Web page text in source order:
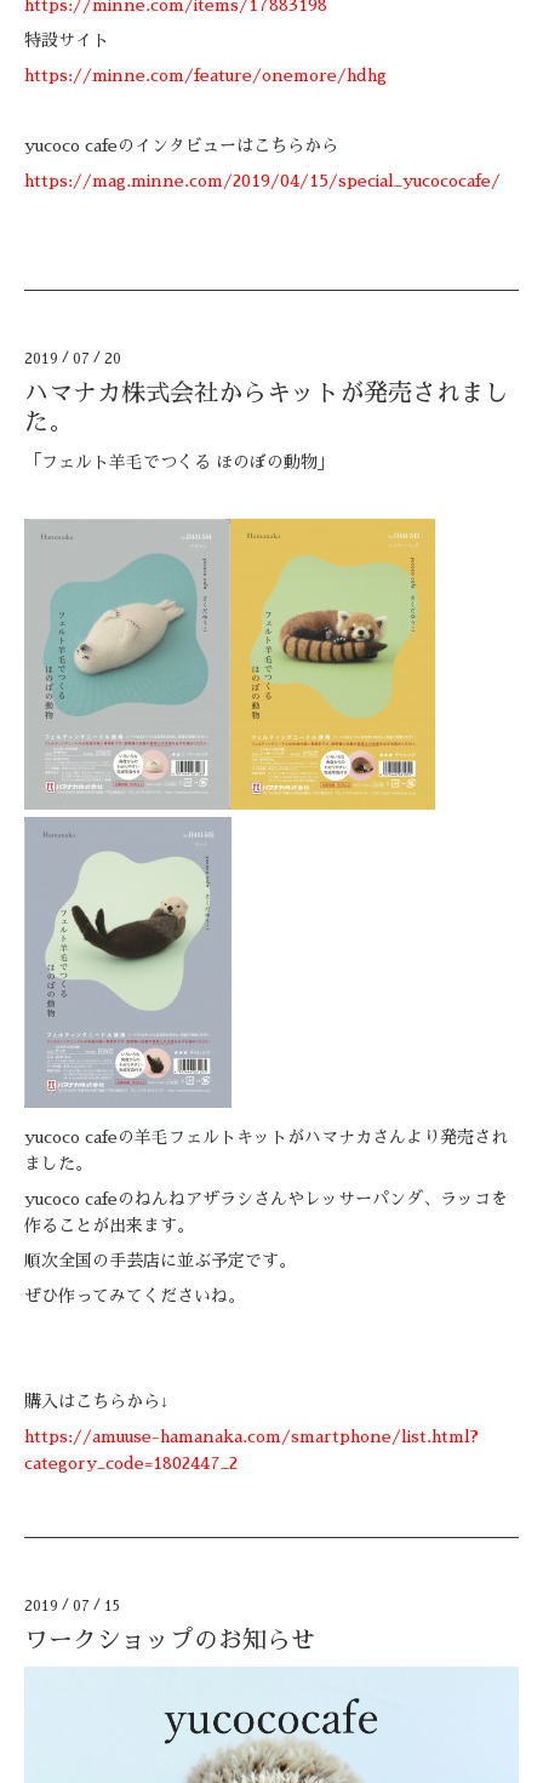
https://minne.com/items/17883198
特設サイト
https://minne.com/feature/onemore/hdhg
yucoco cafeのインタビューはこちらから
https://mag.minne.com/2019/04/15/special_yucococafe/
2019 / 07 / 20
ハマナカ株式会社からキットが発売されまし
た。
「フェルト羊毛でつくる ほのぼの動物」
yucoco cafeの羊毛フェルトキットがハマナカさんより発売され
ました。
yucoco cafeのねんねアザラシさんやレッサーパンダ、ラッコを
作ることが出来ます。
順次全国の手芸店に並ぶ予定です。
ぜひ作ってみてくださいね。
購入はこちらから↓
https://amuuse-hamanaka.com/smartphone/list.html?
category_code=1802447_2
2019 / 07 / 15
ワークショップのお知らせ